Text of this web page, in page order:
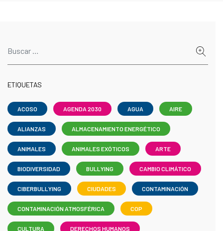
ETIQUETAS
ACOSO AGENDA 2030 AGUA AIRE
ALIANZAS ALMACENAMIENTO ENERGÉTICO
ANIMALES ANIMALES EXÓTICOS ARTE
BIODIVERSIDAD BULLYING CAMBIO CLIMÁTICO
CIBERBULLYING CIUDADES CONTAMINACIÓN
CONTAMINACIÓN ATMOSFÉRICA COP
CULTURA DERECHOS HUMANOS